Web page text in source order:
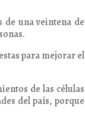
de una veintena de
para mejorar el
de las células
del país, porque